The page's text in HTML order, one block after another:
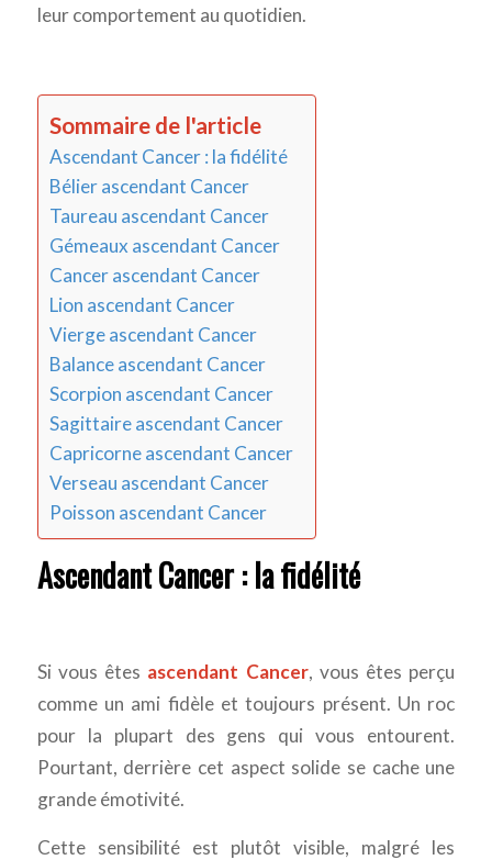
leur comportement au quotidien.
Sommaire de l'article
Ascendant Cancer : la fidélité
Bélier ascendant Cancer
Taureau ascendant Cancer
Gémeaux ascendant Cancer
Cancer ascendant Cancer
Lion ascendant Cancer
Vierge ascendant Cancer
Balance ascendant Cancer
Scorpion ascendant Cancer
Sagittaire ascendant Cancer
Capricorne ascendant Cancer
Verseau ascendant Cancer
Poisson ascendant Cancer
Ascendant Cancer : la fidélité
Si vous êtes ascendant Cancer, vous êtes perçu
comme un ami fidèle et toujours présent. Un roc
pour la plupart des gens qui vous entourent.
Pourtant, derrière cet aspect solide se cache une
grande émotivité.
Cette sensibilité est plutôt visible, malgré les